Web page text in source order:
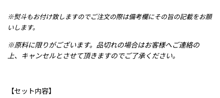
※熨斗もお付け致しますのでご注文の際は備考欄にその旨の記載をお願
いします。
※原料に限りがございます。品切れの場合はお客様へご連絡の
上、キャンセルとさせて頂きますのでご了承ください。
【セット内容】